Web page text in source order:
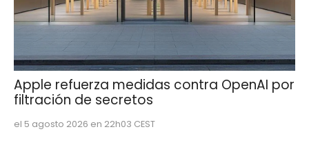
Apple refuerza medidas contra OpenAI por
filtración de secretos
el 5 agosto 2026 en 22h03 CEST